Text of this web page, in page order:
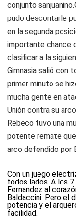
conjunto
pudo descontarle
en la segunda
importante chance
clasificar a la
Gimnasia salió con
primer minuto se
mucha gente en
Unión contra su
Rebeco tuvo una
potente remate
arco defendido por
Con un juego
todos lados. A los
Fernandez al
Baldaccini. Pero el
potencia y el
facilidad.